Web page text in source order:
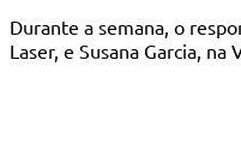
Durante a semana, o
Laser, e Susana Garcia, na